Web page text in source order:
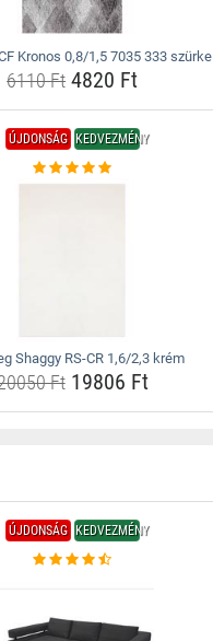
Kronos 0,8/1,5 7035 333 szürke
6110 Ft 4820 Ft
ÚJDONSÁG KEDVEZMÉNY
Shaggy RS-CR 1,6/2,3 krém
Ft19806 Ft
ÚJDONSÁG KEDVEZMÉNY